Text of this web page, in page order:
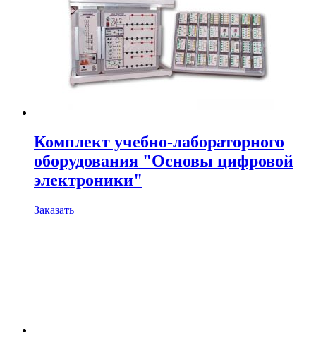
Комплект учебно-лабораторного
оборудования "Основы цифровой
электроники"
Заказать